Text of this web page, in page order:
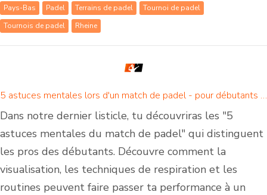
Pays-Bas Padel Terrains de padel
Tournoi de padel
Tournois de padel
Rheine
5 astuces mentales lors d'un match de padel - pour débutants et joueurs de padel confirmés
Dans notre dernier listicle, tu découvriras les "5
astuces mentales du match de padel" qui distinguent
les pros des débutants. Découvre comment la
visualisation, les techniques de respiration et les
routines peuvent faire passer ta performance à un